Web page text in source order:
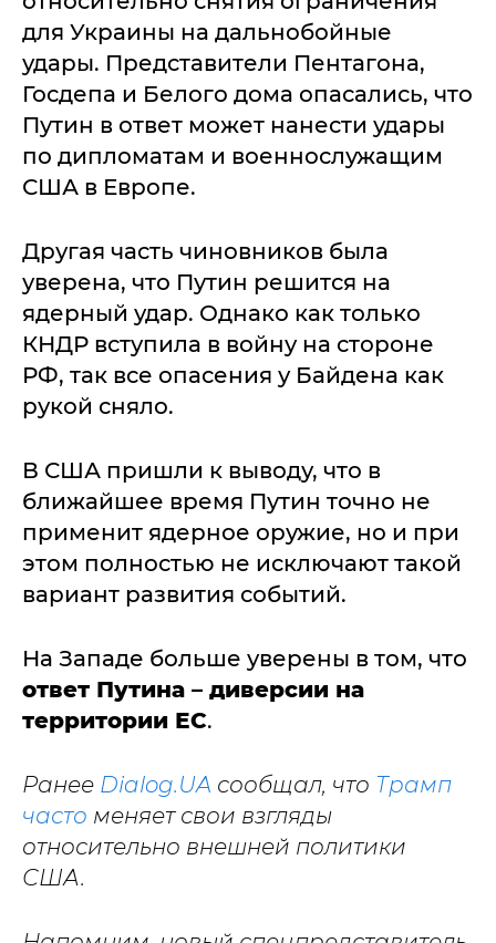
для Украины на дальнобойные
удары. Представители Пентагона,
Госдепа и Белого дома опасались, что
Путин в ответ может нанести удары
по дипломатам и военнослужащим
США в Европе.
Другая часть чиновников была
уверена, что Путин решится на
ядерный удар. Однако как только
КНДР вступила в войну на стороне
РФ, так все опасения у Байдена как
рукой сняло.
В США пришли к выводу, что в
ближайшее время Путин точно не
применит ядерное оружие, но и при
этом полностью не исключают такой
вариант развития событий.
На Западе больше уверены в том, что
ответ Путина – диверсии на
территории ЕС.
Ранее Dialog.UA сообщал, что Трамп
часто меняет свои взгляды
относительно внешней политики
США.